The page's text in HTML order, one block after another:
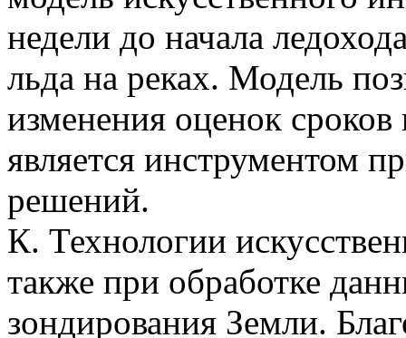
недели до начала
льда на реках. Модель
изменения оценок
является инструментом
решений.
К. Технологии
также при обработке
зондирования Земли.